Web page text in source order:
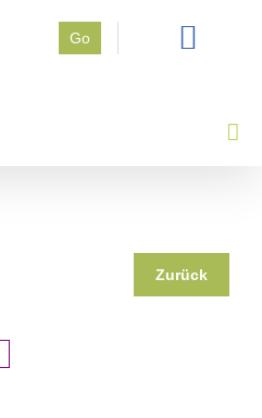
Go
Zurück